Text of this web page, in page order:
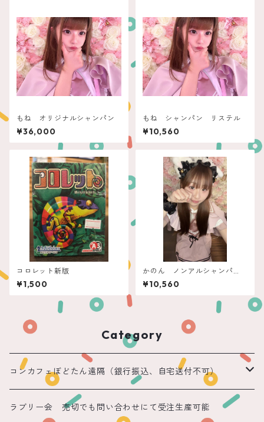
もね オリジナルシャンパン
¥36,000
もね シャンパン リステル
¥10,560
コロレット新版
¥1,500
かのん ノンアルシャンパ
ン ポムビオ
¥10,560
Category
コンカフェぼどたん遠隔（銀行振込、自宅送付不可）
遠隔 ちほまる
ラブリー会 売切でも問い合わせにて受注生産可能